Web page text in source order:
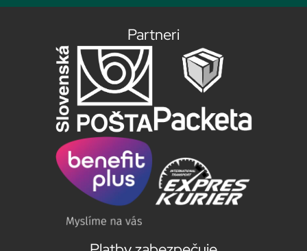
Partneri